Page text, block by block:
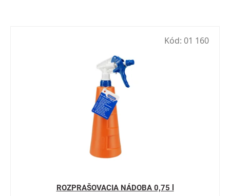
ROZPRAŠOVACIA NÁDOBA 0,75 l
Kód: 01 160